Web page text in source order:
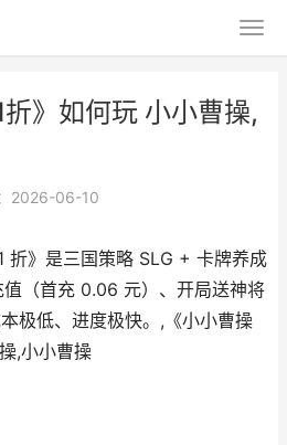
折》如何玩 小小曹操,
2026-06-10
折》是三国策略 SLG + 卡牌养成
（首充 0.06 元）、开局送神将
极低、进度极快。,《小小曹操
,小小曹操